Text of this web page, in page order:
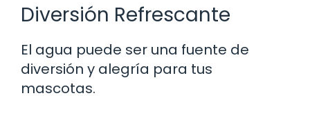
Diversión Refrescante
El agua puede ser una fuente de
diversión y alegría para tus
mascotas.